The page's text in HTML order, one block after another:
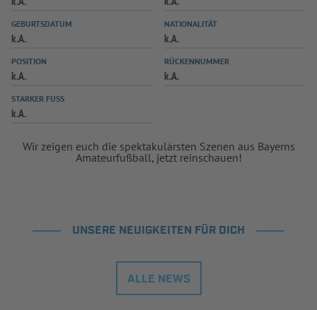
SPIELPLUS
GEBURTSDATUM
k.A.
NATIONALITÄT
k.A.
POSITION
k.A.
RÜCKENNUMMER
k.A.
STARKER FUSS
k.A.
Wir zeigen euch die spektakulärsten Szenen aus Bayerns
Amateurfußball, jetzt reinschauen!
UNSERE NEUIGKEITEN FÜR DICH
ALLE NEWS